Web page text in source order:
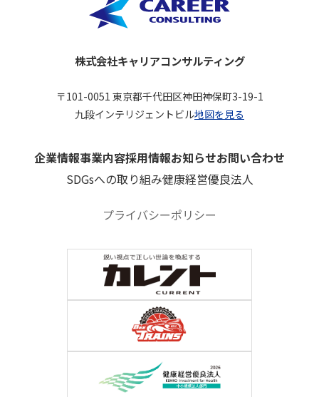
株式会社キャリアコンサルティング
〒101-0051 東京都千代田区神田神保町3-19-1
九段インテリジェントビル地図を見る
企業情報事業内容採用情報お知らせお問い合わせ
SDGsへの取り組み健康経営優良法人
プライバシーポリシー